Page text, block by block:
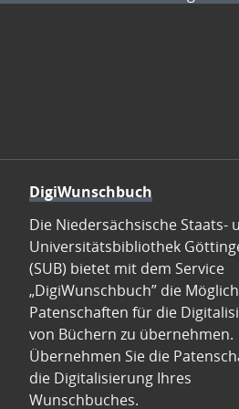
DigiWunschbuch
Die Niedersächsische Staats-
Universitätsbibliothek
(SUB) bietet mit dem Service
„DigiWunschbuch” die
Patenschaften für die
von Büchern zu übernehmen.
Übernehmen Sie die
die Digitalisierung Ihres
Wunschbuches.